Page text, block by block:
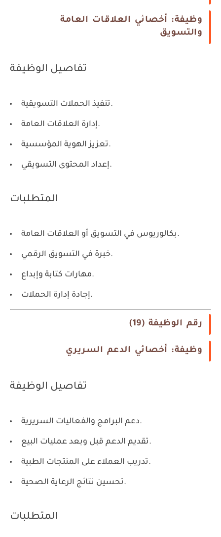
وظيفة: أخصائي العلاقات العامة
والتسويق
تفاصيل الوظيفة
تنفيذ الحملات التسويقية.
إدارة العلاقات العامة.
تعزيز الهوية المؤسسية.
إعداد المحتوى التسويقي.
المتطلبات
بكالوريوس في التسويق أو العلاقات العامة.
خبرة في التسويق الرقمي.
مهارات كتابة وإبداع.
إجادة إدارة الحملات.
رقم الوظيفة (19)
وظيفة: أخصائي الدعم السريري
تفاصيل الوظيفة
دعم البرامج والفعاليات السريرية.
تقديم الدعم قبل وبعد عمليات البيع.
تدريب العملاء على المنتجات الطبية.
تحسين نتائج الرعاية الصحية.
المتطلبات